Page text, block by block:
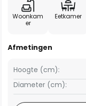
Woonkam
er
Eetkamer
Afmetingen
Hoogte (cm):
Diameter (cm):